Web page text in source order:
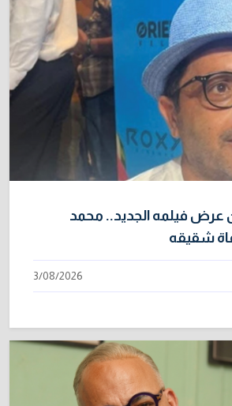
فيلمه الجديد.. محمد
شقيقه
3/08/2026